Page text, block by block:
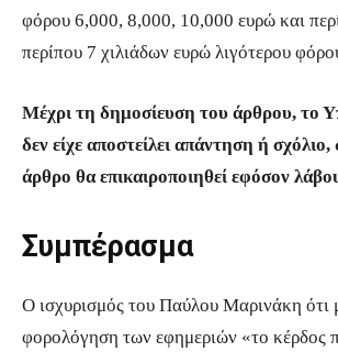
φόρου 6,000, 8,000, 10,000 ευρώ και
περίπου 7 χιλιάδων ευρώ λιγότερου
Μέχρι τη δημοσίευση του άρθρου, το
δεν είχε αποστείλει απάντηση ή
άρθρο θα επικαιροποιηθεί εφόσον
Συμπέρασμα
Ο ισχυρισμός του Παύλου Μαρινάκη ότι
φορολόγηση των εφημεριών «το κέρδος